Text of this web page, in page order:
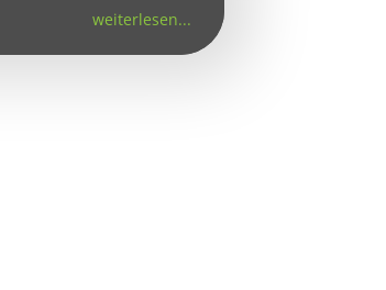
weiterlesen...